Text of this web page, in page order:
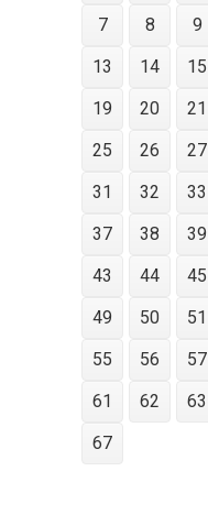
7
8 9
13
14 15
19
20 21
25
26 27
31
32 33
37
38 39
43
44 45
49
50 51
55
56 57
61
62 63
67